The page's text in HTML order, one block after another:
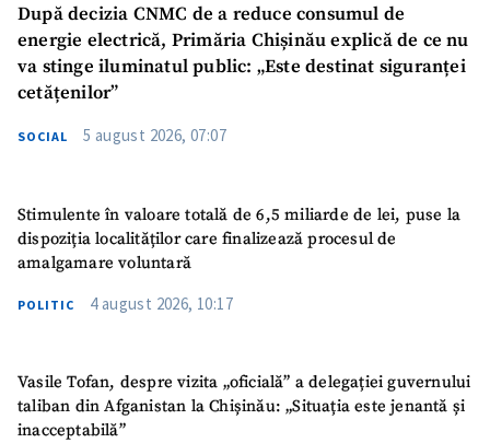
După decizia CNMC de a reduce consumul de
energie electrică, Primăria Chișinău explică de ce nu
va stinge iluminatul public: „Este destinat siguranței
cetățenilor”
SOCIAL 5 august 2026, 07:07
Stimulente în valoare totală de 6,5 miliarde de lei, puse la
dispoziția localităților care finalizează procesul de
amalgamare voluntară
POLITIC 4 august 2026, 10:17
Vasile Tofan, despre vizita „oficială” a delegației guvernului
taliban din Afganistan la Chișinău: „Situația este jenantă și
inacceptabilă”